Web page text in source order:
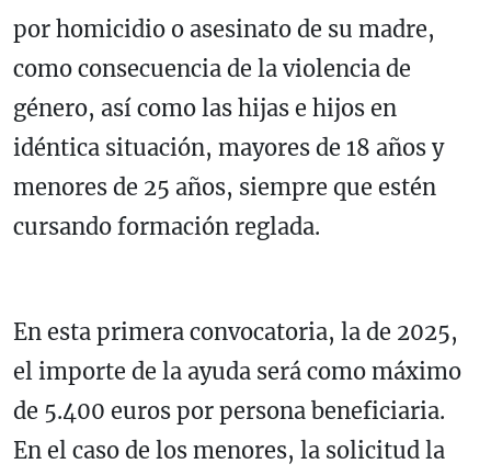
por homicidio o asesinato de su madre,
como consecuencia de la violencia de
género, así como las hijas e hijos en
idéntica situación, mayores de 18 años y
menores de 25 años, siempre que estén
cursando formación reglada.
En esta primera convocatoria, la de 2025,
el importe de la ayuda será como máximo
de 5.400 euros por persona beneficiaria.
En el caso de los menores, la solicitud la